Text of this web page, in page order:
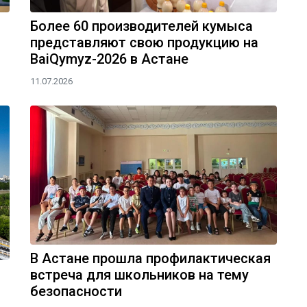
Более 60 производителей кумыса
представляют свою продукцию на
BaiQymyz-2026 в Астане
11.07.2026
В Астане прошла профилактическая
встреча для школьников на тему
безопасности